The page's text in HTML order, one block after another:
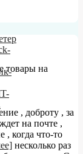
товары на
, доброту , за
на почте ,
, когда что-то
несколько раз